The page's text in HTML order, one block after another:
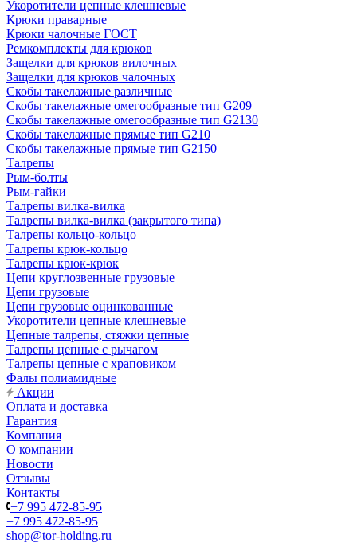
Укоротители цепные клешневые
Крюки праварные
Крюки чалочные ГОСТ
Ремкомплекты для крюков
Защелки для крюков вилочных
Защелки для крюков чалочных
Скобы такелажные различные
Скобы такелажные омегообразные тип G209
Скобы такелажные омегообразные тип G2130
Скобы такелажные прямые тип G210
Скобы такелажные прямые тип G2150
Талрепы
Рым-болты
Рым-гайки
Талрепы вилка-вилка
Талрепы вилка-вилка (закрытого типа)
Талрепы кольцо-кольцо
Талрепы крюк-кольцо
Талрепы крюк-крюк
Цепи круглозвенные грузовые
Цепи грузовые
Цепи грузовые оцинкованные
Укоротители цепные клешневые
Цепные талрепы, стяжки цепные
Талрепы цепные с рычагом
Талрепы цепные с храповиком
Фалы полиамидные
Акции
Оплата и доставка
Гарантия
Компания
О компании
Новости
Отзывы
Контакты
+7 995 472-85-95
+7 995 472-85-95
shop@tor-holding.ru